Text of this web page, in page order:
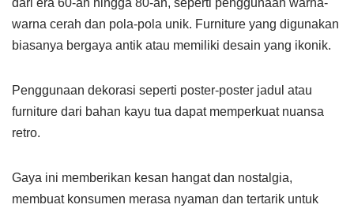
dari era 60-an hingga 80-an, seperti penggunaan warna-
warna cerah dan pola-pola unik. Furniture yang digunakan
biasanya bergaya antik atau memiliki desain yang ikonik.
Penggunaan dekorasi seperti poster-poster jadul atau
furniture dari bahan kayu tua dapat memperkuat nuansa
retro.
Gaya ini memberikan kesan hangat dan nostalgia,
membuat konsumen merasa nyaman dan tertarik untuk